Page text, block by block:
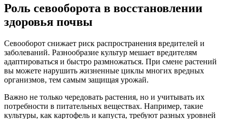
Роль севооборота в восстановлении
здоровья почвы
Севооборот снижает риск распространения вредителей и
заболеваний. Разнообразие культур мешает вредителям
адаптироваться и быстро размножаться. При смене растений
вы можете нарушить жизненные циклы многих вредных
организмов, тем самым защищая урожай.
Важно не только чередовать растения, но и учитывать их
потребности в питательных веществах. Например, такие
культуры, как картофель и капуста, требуют разных уровней